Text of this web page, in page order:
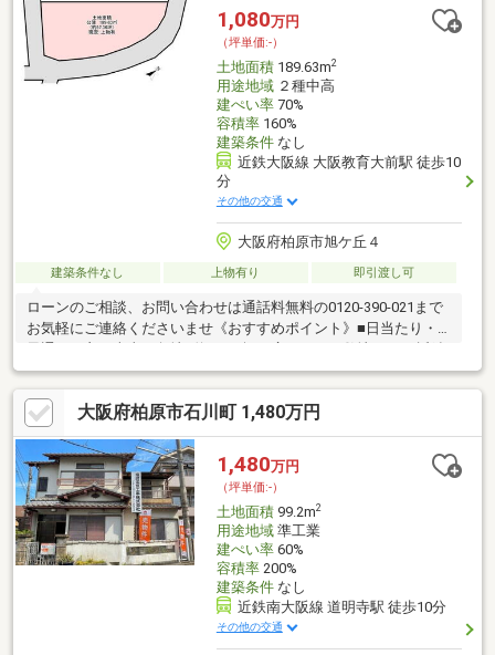
す。◇緑に癒される住環境×駅徒歩5分◇柏原市田辺エリアならで
はの穏やかで自然を身近に感じられる環境！最寄り駅までも徒歩
１０分と通勤通学にも便利な立地♪
1,080万円
（坪単価:-）
土地面積189.63m2
用途地域２種中高
建ぺい率70%
容積率160%
建築条件なし
近鉄大阪線 大阪教育大前駅 徒歩10
分
その他の交通
大阪府柏原市旭ケ丘４
建築条件なし 上物有り 即引渡し可
ローンのご相談、お問い合わせは通話料無料の0120-390-021まで
お気軽にご連絡くださいませ《おすすめポイント》■日当たり・
大阪線『大阪教育大前』駅まで徒歩約10分！！《周辺について》
●旭ヶ丘小学校 約444ｍ●玉手中学校 約2286ｍ【お客様へ】当
社では諸事情によりインターネットに掲載されていない物件も多
数取り扱っておりますお気軽にお問い合わせくださいませ
大阪府柏原市石川町 1,480万円
1,480万円
（坪単価:-）
土地面積99.2m2
用途地域準工業
建ぺい率60%
容積率200%
建築条件なし
近鉄南大阪線 道明寺駅 徒歩10分
その他の交通